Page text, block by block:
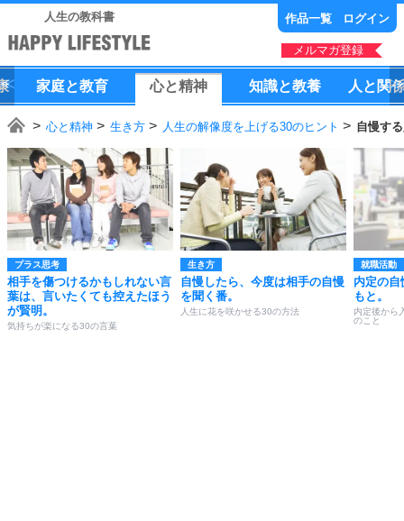
人生の教科書 作品一覧 ログイン
メルマガ登録
家庭と教育 心と精神 知識と教養 人 と 関
心と精神 生き方 人生の解像度を上げる30のヒント 自慢す
プラス思考
相手を傷つけるかもしれない言
葉は、言いたくても控えたほう
が賢明。
気持ちが楽になる30の言葉
生き方
自慢したら、今度は相手の自慢
を聞く番。
人生に花を咲かせる30の方法
就職活動
内定の
もと。
内定後から
のこと